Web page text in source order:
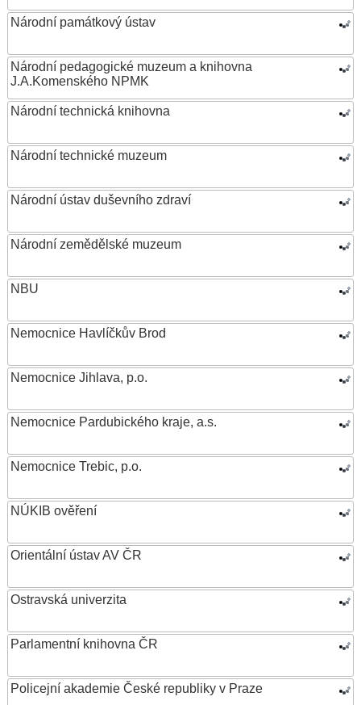
Národní památkový ústav
Národní pedagogické muzeum a knihovna
J.A.Komenského NPMK
Národní technická knihovna
Národní technické muzeum
Národní ústav duševního zdraví
Národní zemědělské muzeum
NBU
Nemocnice Havlíčkův Brod
Nemocnice Jihlava, p.o.
Nemocnice Pardubického kraje, a.s.
Nemocnice Trebic, p.o.
NÚKIB ověření
Orientální ústav AV ČR
Ostravská univerzita
Parlamentní knihovna ČR
Policejní akademie České republiky v Praze